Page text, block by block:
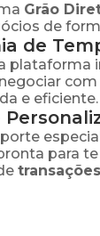
Grão
de
de
plataforma
e eficiente.
para